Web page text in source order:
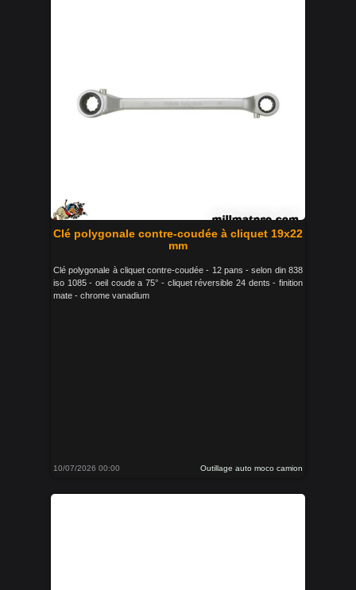
Clé polygonale contre-coudée à cliquet 19x22
mm
Clé polygonale à cliquet contre-coudée - 12 pans - selon din 838
iso 1085 - oeil coude a 75° - cliquet réversible 24 dents - finition
mate - chrome vanadium
10/07/2026 00:00 Outillage auto moco camion